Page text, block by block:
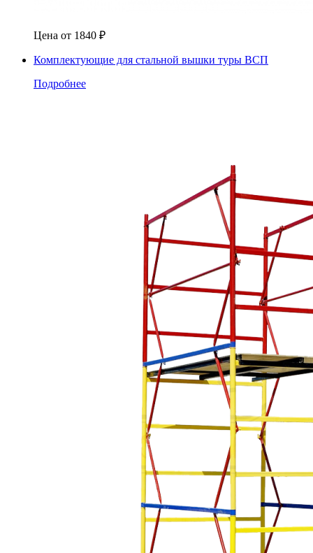
Цена от 1840 ₽
Комплектующие для стальной вышки туры ВСП
Подробнее